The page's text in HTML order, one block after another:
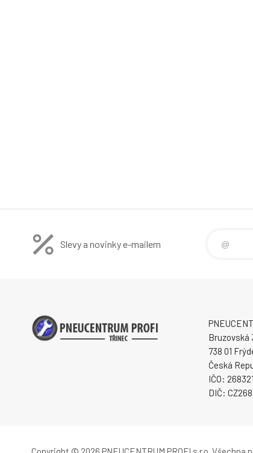
Slevy a novinky e-mailem
Bruzovská
738 01
Česká
IČO:
DIČ: